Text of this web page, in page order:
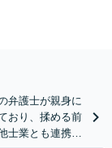
弁護士が親身に
おり、揉める前
士業とも連携